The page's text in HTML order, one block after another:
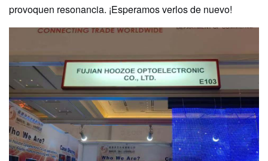
provoquen resonancia. ¡Esperamos verlos de nuevo!